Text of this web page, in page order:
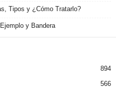
Tipos y ¿Cómo Tratarlo?
y Bandera
894
566